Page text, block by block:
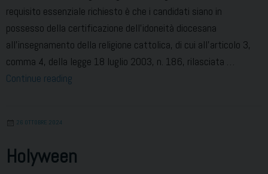
requisito essenziale richiesto è che i candidati siano in
possesso della certificazione dell’idoneità diocesana
all’insegnamento della religione cattolica, di cui all’articolo 3,
comma 4, della legge 18 luglio 2003, n. 186, rilasciata …
Continue reading
26 OTTOBRE 2024
Holyween